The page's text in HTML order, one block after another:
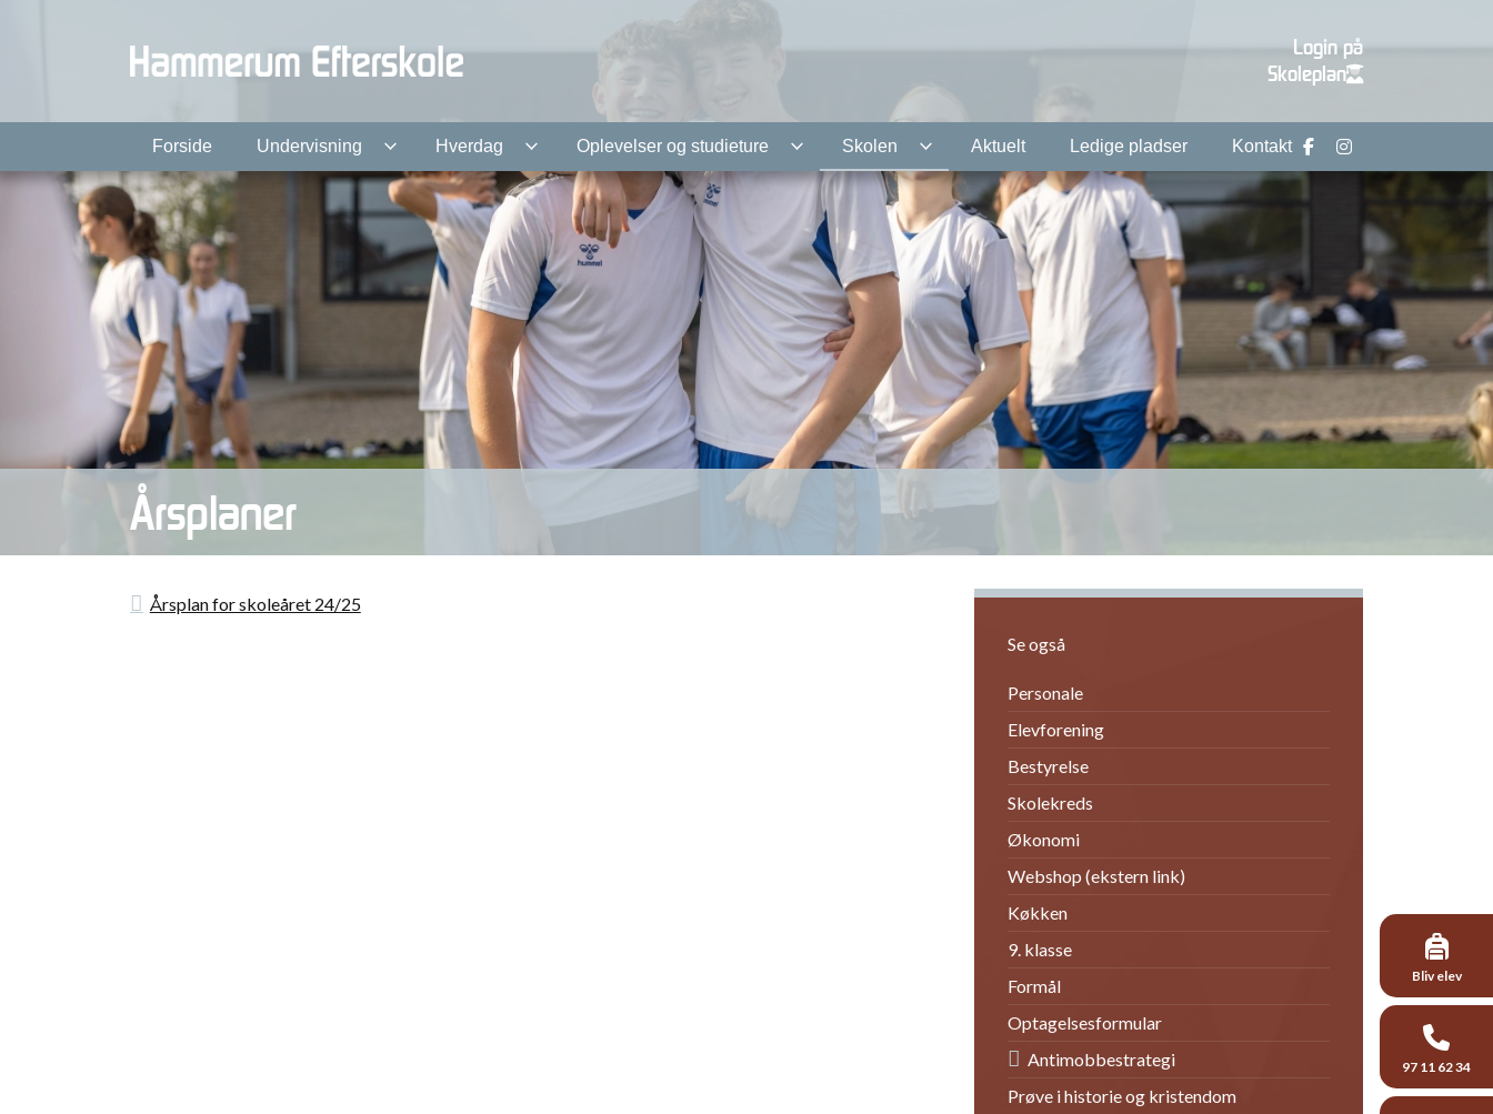
Login på
Skoleplan
Forside Undervisning Hverdag Oplevelser og studieture Skolen Aktuelt Ledige pladser Kontakt
Årsplaner
Årsplan for skoleåret 24/25
Se også
Personale
Elevforening
Bestyrelse
Skolekreds
Økonomi
Webshop (ekstern link)
Køkken
9. klasse
Formål
Optagelsesformular
Antimobbestrategi
Prøve i historie og kristendom
Bliv elev
97 11 62 34